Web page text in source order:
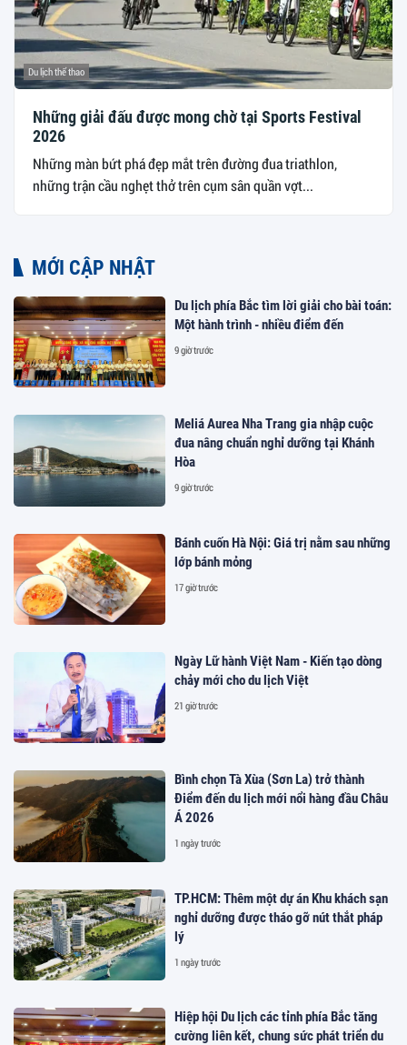
Du lịch thể thao
Những giải đấu được mong chờ tại Sports Festival
2026
Những màn bứt phá đẹp mắt trên đường đua triathlon,
những trận cầu nghẹt thở trên cụm sân quần vợt...
MỚI CẬP NHẬT
Du lịch phía Bắc tìm lời giải cho bài toán:
Một hành trình - nhiều điểm đến
9 giờ trước
Meliá Aurea Nha Trang gia nhập cuộc
đua nâng chuẩn nghỉ dưỡng tại Khánh
Hòa
9 giờ trước
Bánh cuốn Hà Nội: Giá trị nằm sau những
lớp bánh mỏng
17 giờ trước
Ngày Lữ hành Việt Nam - Kiến tạo dòng
chảy mới cho du lịch Việt
21 giờ trước
Bình chọn Tà Xùa (Sơn La) trở thành
Điểm đến du lịch mới nổi hàng đầu Châu
Á 2026
1 ngày trước
TP.HCM: Thêm một dự án Khu khách sạn
nghỉ dưỡng được tháo gỡ nút thắt pháp
lý
1 ngày trước
Hiệp hội Du lịch các tỉnh phía Bắc tăng
cường liên kết, chung sức phát triển du